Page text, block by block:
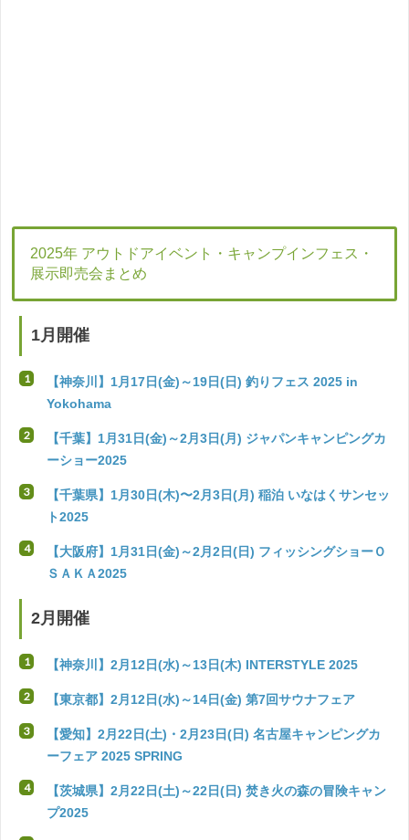
2025年 アウトドアイベント・キャンプインフェス・
展示即売会まとめ
1月開催
【神奈川】1月17日(金)～19日(日) 釣りフェス 2025 in
Yokohama
【千葉】1月31日(金)～2月3日(月) ジャパンキャンピングカ
ーショー2025
【千葉県】1月30日(木)〜2月3日(月) 稲泊 いなはくサンセッ
ト2025
【大阪府】1月31日(金)～2月2日(日) フィッシングショーＯ
ＳＡＫＡ2025
2月開催
【神奈川】2月12日(水)～13日(木) INTERSTYLE 2025
【東京都】2月12日(水)～14日(金) 第7回サウナフェア
【愛知】2月22日(土)・2月23日(日) 名古屋キャンピングカ
ーフェア 2025 SPRING
【茨城県】2月22日(土)～22日(日) 焚き火の森の冒険キャン
プ2025